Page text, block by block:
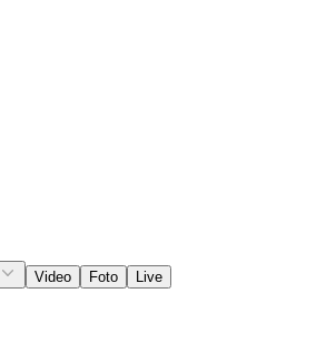
Video Foto
Live